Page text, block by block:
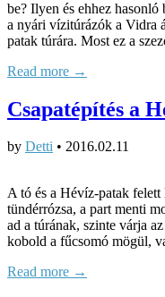
be? Ilyen és ehhez hasonló
a nyári vízitúrázók a Vidra
patak túrára. Most ez a
Read more →
Csapatépítés a
by Detti • 2016.02.11
A tó és a Hévíz-patak felett
tündérrózsa, a part menti
ad a túrának, szinte várja
kobold a fűcsomó mögül,
Read more →